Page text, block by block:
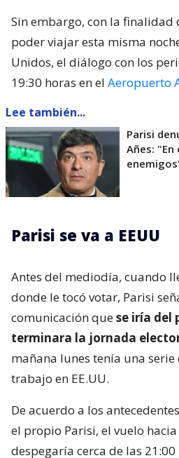
Sin embargo, con la finalidad
poder viajar esta misma
Unidos, el diálogo con los
19:30 horas en el Aeropuerto
Lee también...
Parisi
Añes: "En
Parisi se va a EEUU
Antes del mediodía, cuando
donde le tocó votar, Parisi
comunicación quese iría del
terminara la jornada
mañana lunes tenía una
trabajo en EE.UU.
De acuerdo a los
el propio Parisi, el vuelo
despegaría cerca de las